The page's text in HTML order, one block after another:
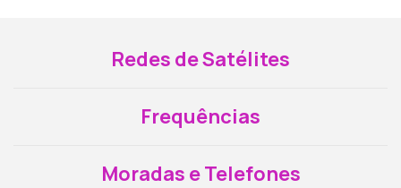
Redes de Satélites
Frequências
Moradas e Telefones